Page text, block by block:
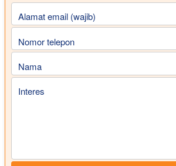
Alamat email (wajib)
Nomor telepon
Nama
Interes